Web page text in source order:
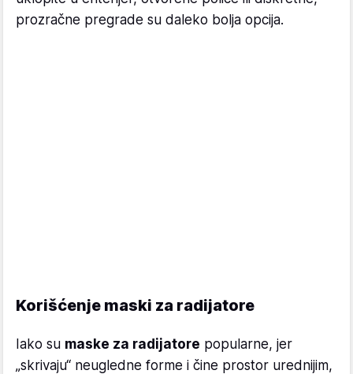
prozračne pregrade su daleko bolja opcija.
Korišćenje maski za radijatore
Iako su maske za radijatore popularne, jer
„skrivaju“ neugledne forme i čine prostor urednijim,